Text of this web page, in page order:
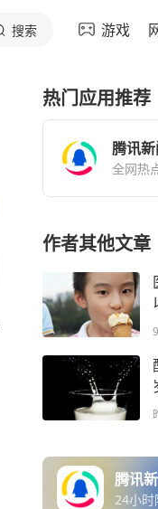
搜索 游戏
热门应用推荐
腾讯
全网热
作者其他文章
腾讯
24小时